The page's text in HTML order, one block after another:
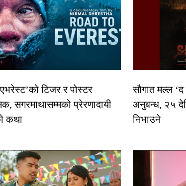
टिजर र पोस्टर
सगरमाथासम्मको प्रेरणादायी
कथा
सौगात मल्ल
अनुबन्ध, २५
निभाउने